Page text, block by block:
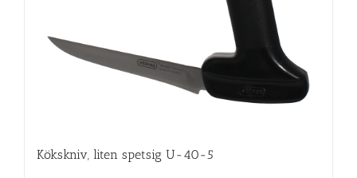
Kökskniv, liten spetsig U-40-5